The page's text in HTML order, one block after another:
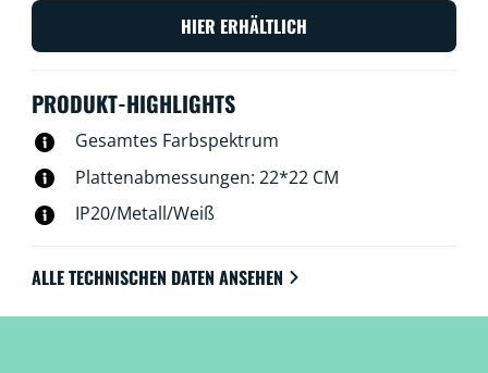
Richtungen mit Licht und Farbe zu fluten. Unsere
Aufbauspots helfen Dir, für jede Aktivität die perfekte
HIER ERHÄLTLICH
PRODUKT-HIGHLIGHTS
Gesamtes Farbspektrum
Plattenabmessungen: 22*22 CM
IP20/Metall/Weiß
ALLE TECHNISCHEN DATEN ANSEHEN